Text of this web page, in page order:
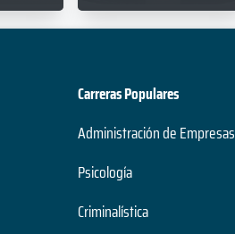
Carreras Populares
Administración de Empresas
Psicología
Criminalística